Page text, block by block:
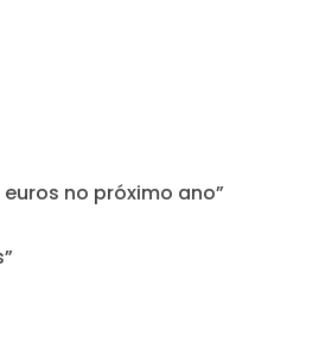
no próximo ano”